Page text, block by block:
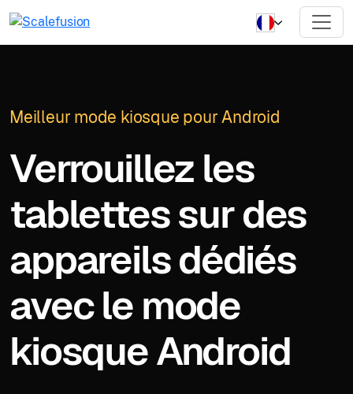
Meilleur mode kiosque pour Android
Verrouillez les
tablettes sur des
appareils dédiés
avec le mode
kiosque Android